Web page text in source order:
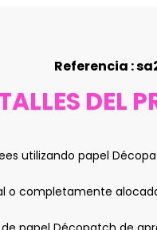
Referencia :
DEL
utilizando papel
o completamente